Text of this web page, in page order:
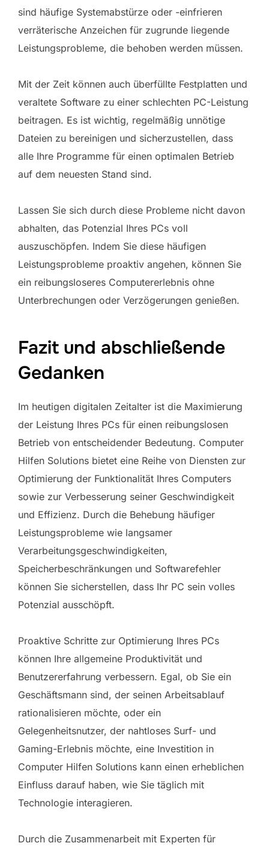
sind häufige Systemabstürze oder -einfrieren
verräterische Anzeichen für zugrunde liegende
Leistungsprobleme, die behoben werden müssen.
Mit der Zeit können auch überfüllte Festplatten und
veraltete Software zu einer schlechten PC-Leistung
beitragen. Es ist wichtig, regelmäßig unnötige
Dateien zu bereinigen und sicherzustellen, dass
alle Ihre Programme für einen optimalen Betrieb
auf dem neuesten Stand sind.
Lassen Sie sich durch diese Probleme nicht davon
abhalten, das Potenzial Ihres PCs voll
auszuschöpfen. Indem Sie diese häufigen
Leistungsprobleme proaktiv angehen, können Sie
ein reibungsloseres Computererlebnis ohne
Unterbrechungen oder Verzögerungen genießen.
Fazit und abschließende
Gedanken
Im heutigen digitalen Zeitalter ist die Maximierung
der Leistung Ihres PCs für einen reibungslosen
Betrieb von entscheidender Bedeutung. Computer
Hilfen Solutions bietet eine Reihe von Diensten zur
Optimierung der Funktionalität Ihres Computers
sowie zur Verbesserung seiner Geschwindigkeit
und Effizienz. Durch die Behebung häufiger
Leistungsprobleme wie langsamer
Verarbeitungsgeschwindigkeiten,
Speicherbeschränkungen und Softwarefehler
können Sie sicherstellen, dass Ihr PC sein volles
Potenzial ausschöpft.
Proaktive Schritte zur Optimierung Ihres PCs
können Ihre allgemeine Produktivität und
Benutzererfahrung verbessern. Egal, ob Sie ein
Geschäftsmann sind, der seinen Arbeitsablauf
rationalisieren möchte, oder ein
Gelegenheitsnutzer, der nahtloses Surf- und
Gaming-Erlebnis möchte, eine Investition in
Computer Hilfen Solutions kann einen erheblichen
Einfluss darauf haben, wie Sie täglich mit
Technologie interagieren.
Durch die Zusammenarbeit mit Experten für